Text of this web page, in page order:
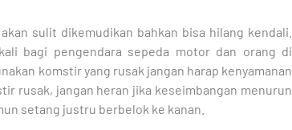
sulit dikemudikan bahkan bisa hilang kendali.
bagi pengendara sepeda motor dan orang di
komstir yang rusak jangan harap kenyamanan
rusak, jangan heran jika keseimbangan menurun
setang justru berbelok ke kanan.